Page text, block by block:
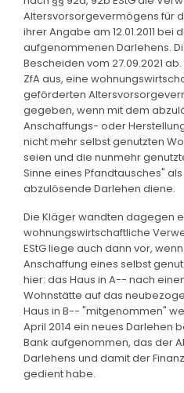
Altersvorsorgevermögens für
ihrer Angabe am 12.01.2011
aufgenommenen Darlehens.
Bescheiden vom 27.09.2021
ZfA aus, eine
geförderten
gegeben, wenn mit dem
Anschaffungs- oder
nicht mehr selbst genutzten
seien und die nunmehr
Sinne eines Pfandtausches"
abzulösende Darlehen diene.
Die Kläger wandten dagegen
wohnungswirtschaftliche
EStG liege auch dann vor,
Anschaffung eines selbst
hier: das Haus in A-- nach
Wohnstätte auf das
Haus in B-- "mitgenommen"
April 2014 ein neues Darlehen
Bank aufgenommen, das der
Darlehens und damit der
gedient habe.